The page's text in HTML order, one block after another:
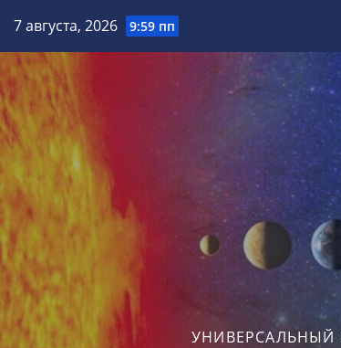
содержимому
7 августа, 2026 9:59 пп
УНИВЕРСАЛЬНЫЙ